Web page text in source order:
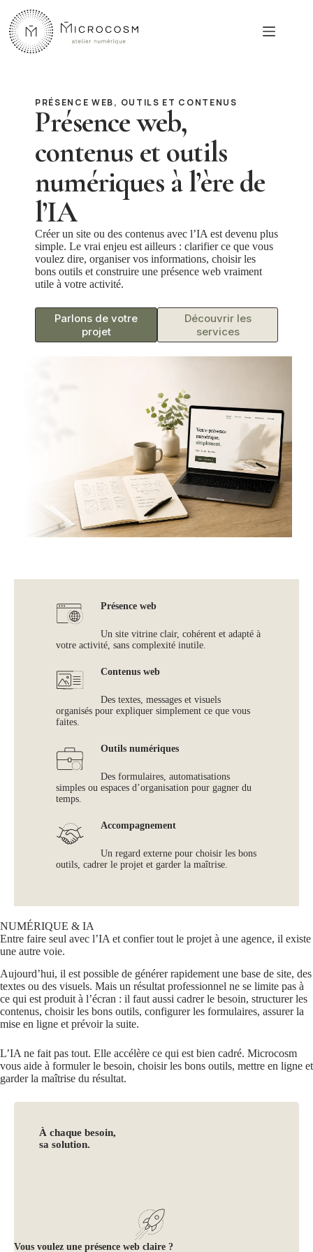
contenu
PRÉSENCE WEB, OUTILS ET CONTENUS
Présence web,
contenus et outils
numériques à l’ère de
l’IA
Créer un site ou des contenus avec l’IA est devenu plus
simple. Le vrai enjeu est ailleurs : clarifier ce que vous
voulez dire, organiser vos informations, choisir les
bons outils et construire une présence web vraiment
utile à votre activité.
Parlons de votre
projet
Découvrir les
services
Présence web
Un site vitrine clair, cohérent et adapté à
votre activité, sans complexité inutile.
Contenus web
Des textes, messages et visuels
organisés pour expliquer simplement ce que vous
faites.
Outils numériques
Des formulaires, automatisations
simples ou espaces d’organisation pour gagner du
temps.
Accompagnement
Un regard externe pour choisir les bons
outils, cadrer le projet et garder la maîtrise.
NUMÉRIQUE & IA
Entre faire seul avec l’IA et confier tout le projet à une agence, il existe
une autre voie.
Aujourd’hui, il est possible de générer rapidement une base de site, des
textes ou des visuels. Mais un résultat professionnel ne se limite pas à
ce qui est produit à l’écran : il faut aussi cadrer le besoin, structurer les
contenus, choisir les bons outils, configurer les formulaires, assurer la
mise en ligne et prévoir la suite.
L’IA ne fait pas tout. Elle accélère ce qui est bien cadré. Microcosm
vous aide à formuler le besoin, choisir les bons outils, mettre en ligne et
garder la maîtrise du résultat.
À chaque besoin,
sa solution.
Vous voulez une présence web claire ?